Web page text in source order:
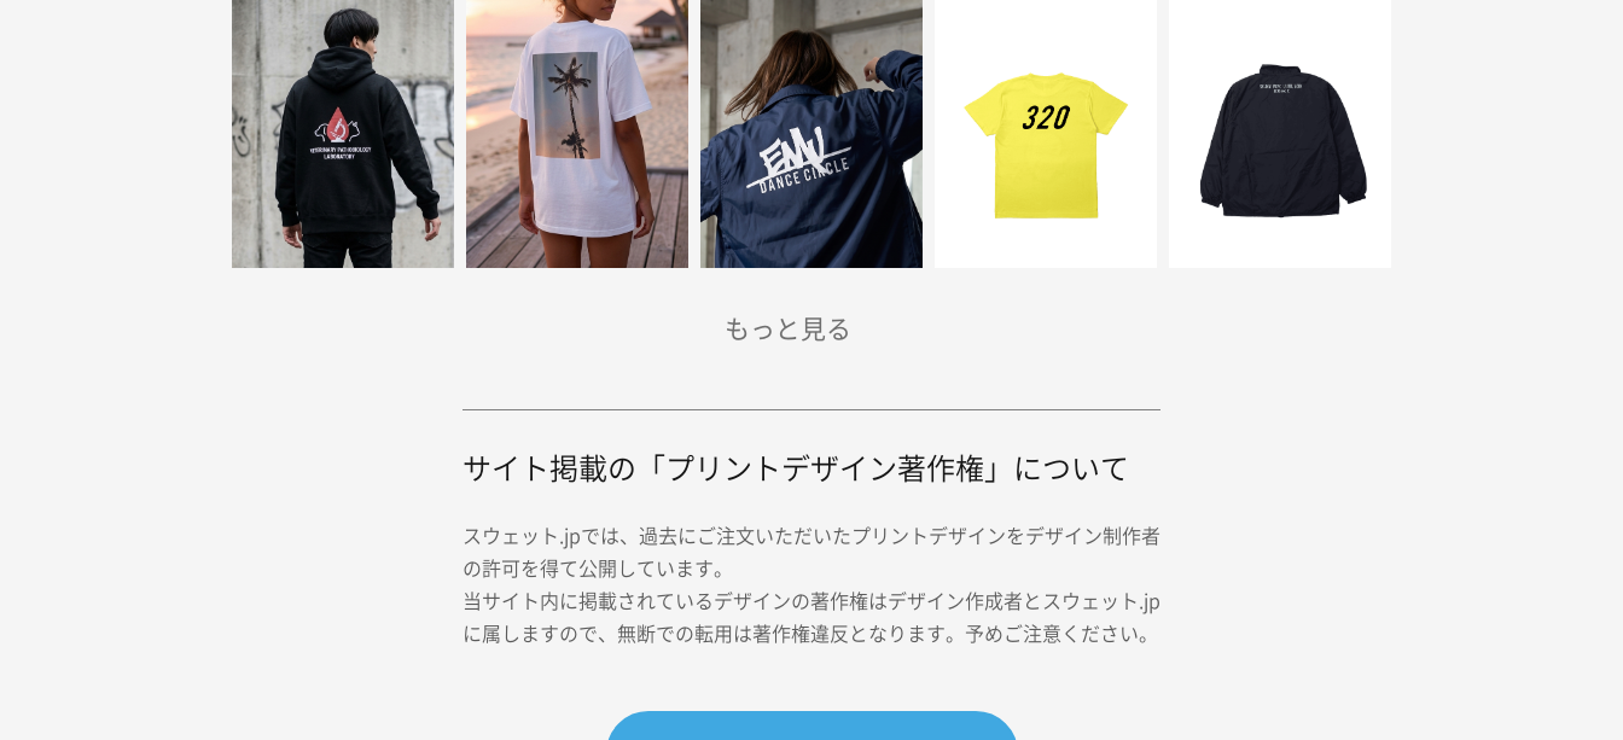
サイト掲載の「プリントデザイン著作権」について
スウェット.jpでは、過去にご注文いただいたプリントデザインをデザイン制作者
の許可を得て公開しています。
当サイト内に掲載されているデザインの著作権はデザイン作成者とスウェット.jp
に属しますので、無断での転用は著作権違反となります。予めご注意ください。